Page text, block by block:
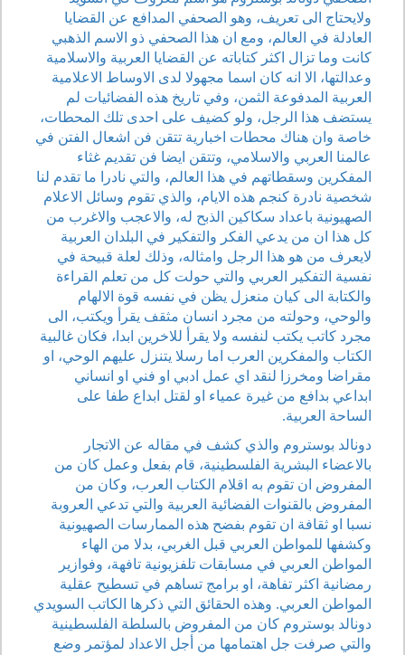
ولايحتاج الى تعريف، وهو الصحفي المدافع عن القضايا
العادلة في العالم، ومع ان هذا الصحفي ذو الاسم الذهبي
كانت وما تزال اكثر كتاباته عن القضايا العربية والاسلامية
وعدالتها، الا انه كان اسما مجهولا لدى الاوساط الاعلامية
العربية المدفوعة الثمن، وفي تاريخ هذه الفضائيات لم
يستضف هذا الرجل، ولو كضيف على احدى تلك المحطات،
خاصة وان هناك محطات اخبارية تتقن فن اشعال الفتن في
عالمنا العربي والاسلامي، وتتقن ايضا فن تقديم غثاء
المفكرين وسقطاتهم في هذا العالم، والتي نادرا ما تقدم لنا
شخصية نادرة كنجم هذه الايام، والذي تقوم وسائل الاعلام
الصهيونية باعداد سكاكين الذبح له، والاعجب والاغرب من
كل هذا ان من يدعي الفكر والتفكير في البلدان العربية
لايعرف من هو هذا الرجل وامثاله، وذلك لعلة قبيحة في
نفسية التفكير العربي والتي حولت كل من تعلم القراءة
والكتابة الى كيان منعزل يظن في نفسه قوة الالهام
والوحي، وحولته من مجرد انسان مثقف يقرأ ويكتب، الى
مجرد كاتب يكتب لنفسه ولا يقرأ للاخرين ابدا، فكان غالبية
الكتاب والمفكرين العرب اما رسلا يتنزل عليهم الوحي، او
مقراضا ومخرزا لنقد اي عمل ادبي او فني او انساني
ابداعي بدافع من غيرة عمياء او لقتل ابداع طفا على
الساحة العربية.
دونالد بوستروم والذي كشف في مقاله عن الاتجار
بالاعضاء البشرية الفلسطينية، قام بفعل وعمل كان من
المفروض ان تقوم به اقلام الكتاب العرب، وكان من
المفروض بالقنوات الفضائية العربية والتي تدعي العروبة
نسبا او ثقافة ان تقوم بفضح هذه الممارسات الصهيونية
وكشفها للمواطن العربي قبل الغربي، بدلا من الهاء
المواطن العربي في مسابقات تلفزيونية تافهة، وفوازير
رمضانية اكثر تفاهة، او برامج تساهم في تسطيح عقلية
المواطن العربي. وهذه الحقائق التي ذكرها الكاتب السويدي
دونالد بوستروم كان من المفروض بالسلطة الفلسطينية
والتي صرفت جل اهتمامها من أجل الاعداد لمؤتمر وضع